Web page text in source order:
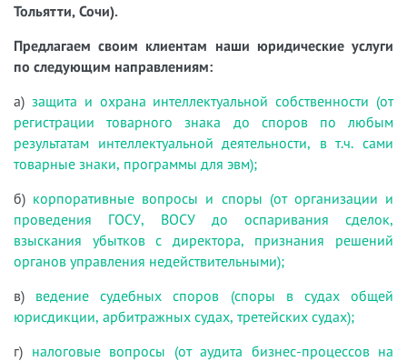
Тольятти, Сочи).
Предлагаем своим клиентам наши юридические услуги
по следующим направлениям:
а) защита и охрана интеллектуальной собственности (от
регистрации товарного знака до споров по любым
результатам интеллектуальной деятельности, в т.ч. сами
товарные знаки, программы для эвм);
б) корпоративные вопросы и споры (от организации и
проведения ГОСУ, ВОСУ до оспаривания сделок,
взыскания убытков с директора, признания решений
органов управления недействительными);
в) ведение судебных споров (споры в судах общей
юрисдикции, арбитражных судах, третейских судах);
г) налоговые вопросы (от аудита бизнес-процессов на